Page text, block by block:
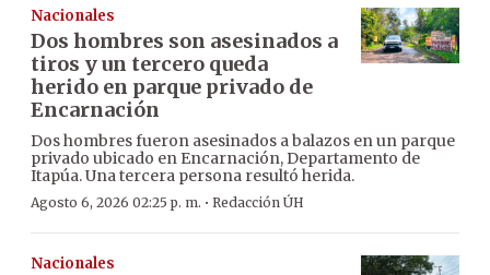
Nacionales
Dos hombres son asesinados a
tiros y un tercero queda
herido en parque privado de
Encarnación
Dos hombres fueron asesinados a balazos en un parque
privado ubicado en Encarnación, Departamento de
Itapúa. Una tercera persona resultó herida.
Agosto 6, 2026 02:25 p. m. · Redacción ÚH
Nacionales